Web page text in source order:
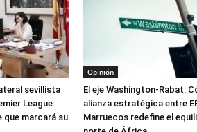
sevillista
League:
que marcará su
Opinión
El eje Washington-Rabat:
alianza estratégica entre
Marruecos redefine el